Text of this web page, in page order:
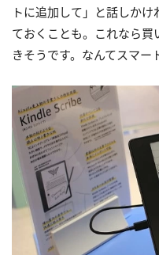
トに追加して」と話しか
ておくことも。これなら
きそうです。なんてスマ